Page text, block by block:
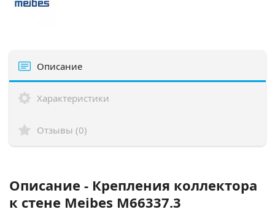
Описание
Характеристики
Отзывы (0)
Описание - Крепления коллектора
к стене Meibes M66337.3